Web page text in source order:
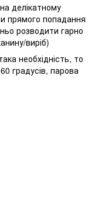
делікатному
прямого попадання
розводити гарно
виріб)
необхідність, то
градусів, парова